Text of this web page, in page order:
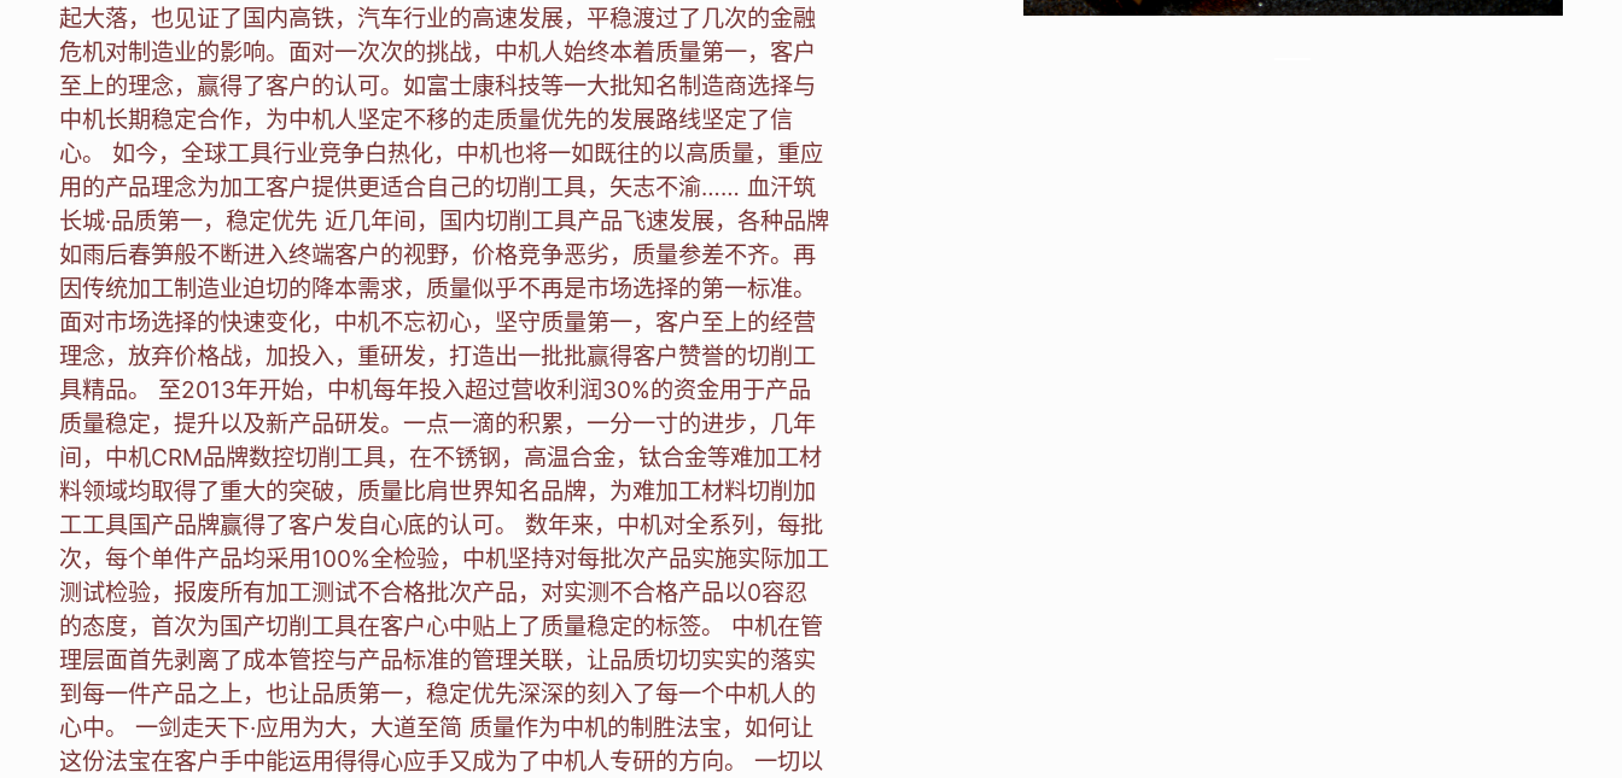
起大落，也见证了国内高铁，汽车行业的高速发展，平稳渡过了几次的金融
危机对制造业的影响。面对一次次的挑战，中机人始终本着质量第一，客户
至上的理念，赢得了客户的认可。如富士康科技等一大批知名制造商选择与
中机长期稳定合作，为中机人坚定不移的走质量优先的发展路线坚定了信
心。 如今，全球工具行业竞争白热化，中机也将一如既往的以高质量，重应
用的产品理念为加工客户提供更适合自己的切削工具，矢志不渝…… 血汗筑
长城·品质第一，稳定优先 近几年间，国内切削工具产品飞速发展，各种品牌
如雨后春笋般不断进入终端客户的视野，价格竞争恶劣，质量参差不齐。再
因传统加工制造业迫切的降本需求，质量似乎不再是市场选择的第一标准。
面对市场选择的快速变化，中机不忘初心，坚守质量第一，客户至上的经营
理念，放弃价格战，加投入，重研发，打造出一批批赢得客户赞誉的切削工
具精品。 至2013年开始，中机每年投入超过营收利润30%的资金用于产品
质量稳定，提升以及新产品研发。一点一滴的积累，一分一寸的进步，几年
间，中机CRM品牌数控切削工具，在不锈钢，高温合金，钛合金等难加工材
料领域均取得了重大的突破，质量比肩世界知名品牌，为难加工材料切削加
工工具国产品牌赢得了客户发自心底的认可。 数年来，中机对全系列，每批
次，每个单件产品均采用100%全检验，中机坚持对每批次产品实施实际加工
测试检验，报废所有加工测试不合格批次产品，对实测不合格产品以0容忍
的态度，首次为国产切削工具在客户心中贴上了质量稳定的标签。 中机在管
理层面首先剥离了成本管控与产品标准的管理关联，让品质切切实实的落实
到每一件产品之上，也让品质第一，稳定优先深深的刻入了每一个中机人的
心中。 一剑走天下·应用为大，大道至简 质量作为中机的制胜法宝，如何让
这份法宝在客户手中能运用得得心应手又成为了中机人专研的方向。 一切以